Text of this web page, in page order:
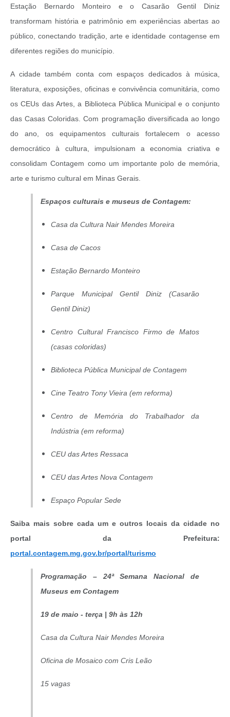
Estação Bernardo Monteiro e o Casarão Gentil Diniz
transformam história e patrimônio em experiências abertas ao
público, conectando tradição, arte e identidade contagense em
diferentes regiões do município.
A cidade também conta com espaços dedicados à música,
literatura, exposições, oficinas e convivência comunitária, como
os CEUs das Artes, a Biblioteca Pública Municipal e o conjunto
das Casas Coloridas. Com programação diversificada ao longo
do ano, os equipamentos culturais fortalecem o acesso
democrático à cultura, impulsionam a economia criativa e
consolidam Contagem como um importante polo de memória,
arte e turismo cultural em Minas Gerais.
Espaços culturais e museus de Contagem:
Casa da Cultura Nair Mendes Moreira
Casa de Cacos
Estação Bernardo Monteiro
Parque Municipal Gentil Diniz (Casarão
Gentil Diniz)
Centro Cultural Francisco Firmo de Matos
(casas coloridas)
Biblioteca Pública Municipal de Contagem
Cine Teatro Tony Vieira (em reforma)
Centro de Memória do Trabalhador da
Indústria (em reforma)
CEU das Artes Ressaca
CEU das Artes Nova Contagem
Espaço Popular Sede
Saiba mais sobre cada um e outros locais da cidade no
portal da Prefeitura:
portal.contagem.mg.gov.br/portal/turismo
Programação – 24ª Semana Nacional de
Museus em Contagem
19 de maio - terça | 9h às 12h
Casa da Cultura Nair Mendes Moreira
Oficina de Mosaico com Cris Leão
15 vagas